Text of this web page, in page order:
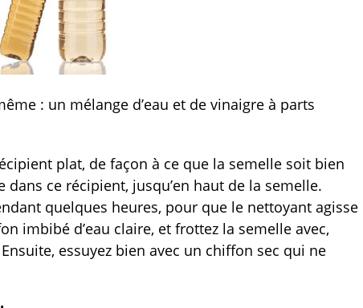
: un mélange d’eau et de vinaigre à parts
plat, de façon à ce que la semelle soit bien
ce récipient, jusqu’en haut de la semelle.
quelques heures, pour que le nettoyant agisse
imbibé d’eau claire, et frottez la semelle avec,
essuyez bien avec un chiffon sec qui ne